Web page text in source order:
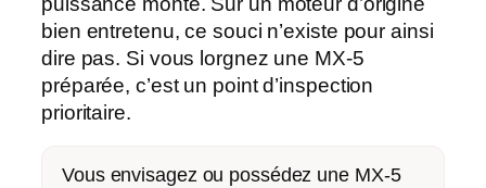
bien entretenu, ce souci n’existe pour ainsi
dire pas. Si vous lorgnez une MX-5
préparée, c’est un point d’inspection
prioritaire.
Vous envisagez ou possédez une MX-5